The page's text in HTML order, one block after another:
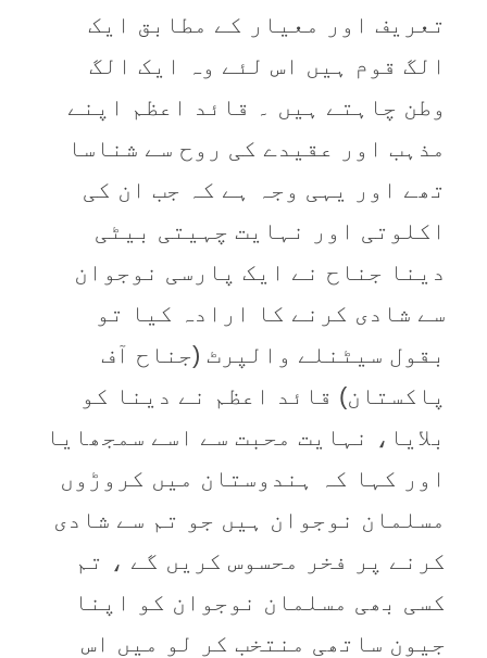
تعریف اور معیار کے مطابق ایک
الگ قوم ہیں اس لئے وہ ایک الگ
وطن چاہتے ہیں ۔ قائد اعظم اپنے
مذہب اور عقیدے کی روح سے شناسا
تھے اور یہی وجہ ہے کہ جب ان کی
اکلوتی اور نہایت چہیتی بیٹی
دینا جناح نے ایک پارسی نوجوان
سے شادی کرنے کا ارادہ کیا تو
بقول سیٹنلے والپرٹ (جناح آف
پاکستان) قائد اعظم نے دینا کو
بلایا، نہایت محبت سے اسے سمجھایا
اور کہا کہ ہندوستان میں کروڑوں
مسلمان نوجوان ہیں جو تم سے شادی
کرنے پر فخر محسوس کریں گے ، تم
کسی بھی مسلمان نوجوان کو اپنا
جیون ساتھی منتخب کر لو میں اس